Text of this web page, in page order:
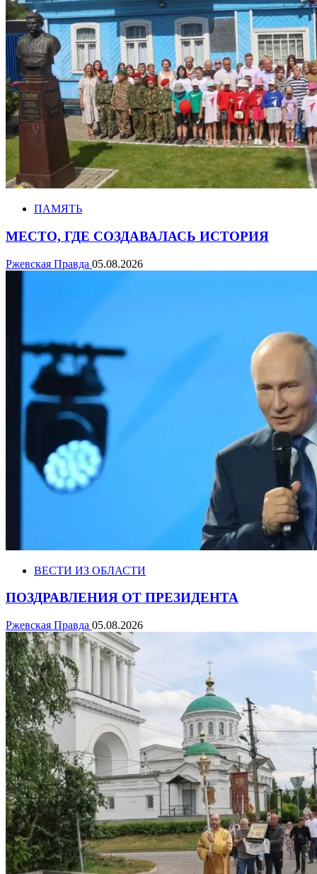
ПАМЯТЬ
МЕСТО, ГДЕ СОЗДАВАЛАСЬ ИСТОРИЯ
Ржевская Правда 05.08.2026
ВЕСТИ ИЗ ОБЛАСТИ
ПОЗДРАВЛЕНИЯ ОТ ПРЕЗИДЕНТА
Ржевская Правда 05.08.2026